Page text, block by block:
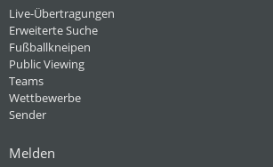
Live-Übertragungen
Erweiterte Suche
Fußballkneipen
Public Viewing
Teams
Wettbewerbe
Sender
Melden